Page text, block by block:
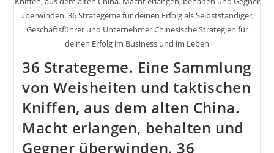
überwinden. 36 Strategeme für deinen Erfolg als Selbstständiger,
Geschäftsführer und Unternehmer Chinesische Strategien für
deinen Erfolg im Business und im Leben
36 Strategeme. Eine Sammlung
von Weisheiten und taktischen
Kniffen, aus dem alten China.
Macht erlangen, behalten und
Gegner überwinden. 36